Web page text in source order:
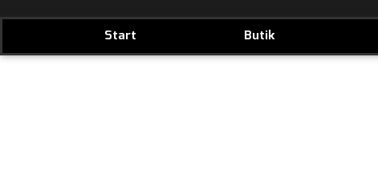
Start Butik